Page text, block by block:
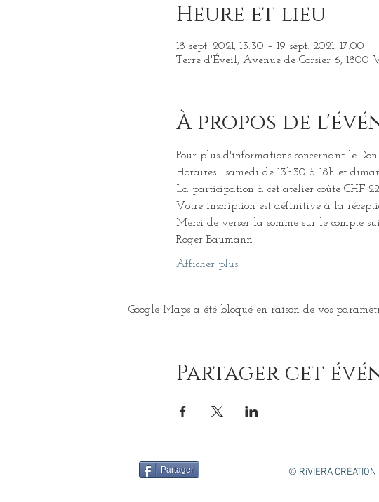
Heure et lieu
18 sept. 2021, 13:30 – 19 sept. 2021, 17:00
Terre d'Éveil, Avenue de Corsier 6, 1800
À propos de
Pour plus d'informations concernant le
Horaires : samedi de 13h30 à 18h et
La participation à cet atelier coûte CHF
Votre inscription est définitive à la
Merci de verser la somme sur le compte
Roger Baumann
Afficher plus
Google Maps a été bloqué en raison de vos
Partager cet
Partager © RiVIERA CRÉATION